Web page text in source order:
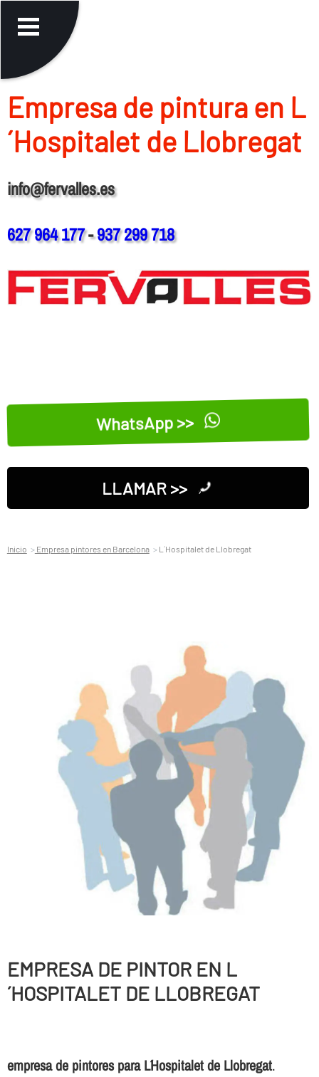
Empresa de pintura en L
´Hospitalet de Llobregat
info@fervalles.es
627 964 177-937 299 718
WhatsApp >>
LLAMAR >>
Inicio Empresa pintores en Barcelona L´Hospitalet de Llobregat
EMPRESA DE PINTOR EN L
´HOSPITALET DE LLOBREGAT
empresa de pintores para L´Hospitalet de Llobregat.